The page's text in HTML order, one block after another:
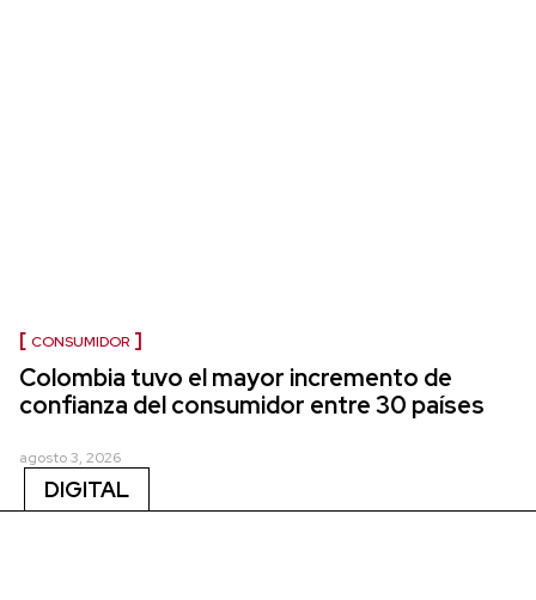
CONSUMIDOR
Colombia tuvo el mayor incremento de
confianza del consumidor entre 30 países
agosto 3, 2026
DIGITAL